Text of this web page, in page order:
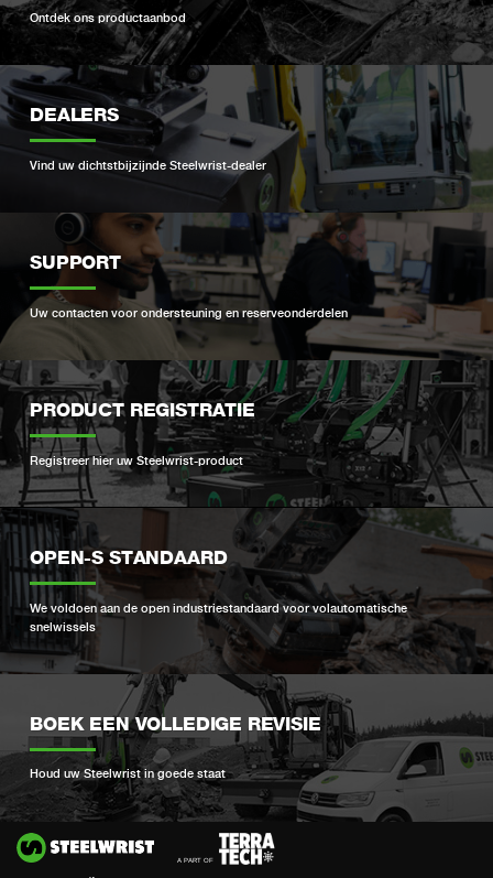
Ontdek ons ​​productaanbod
DEALERS
Vind uw dichtstbijzijnde Steelwrist-dealer
SUPPORT
Uw contacten voor ondersteuning en reserveonderdelen
PRODUCT REGISTRATIE
Registreer hier uw Steelwrist-product
OPEN-S STANDAARD
We voldoen aan de open industriestandaard voor volautomatische
snelwissels
BOEK EEN VOLLEDIGE REVISIE
Houd uw Steelwrist in goede staat